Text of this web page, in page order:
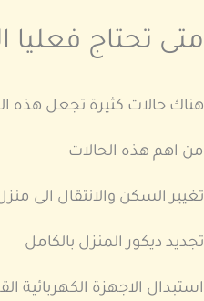
متى تحتاج
هناك حالات كثيرة تجعل هذه
من اهم هذه الحالات
تغيير السكن والانتقال الى
تجديد ديكور المنزل بالكامل
استبدال الاجهزة الكهربائية